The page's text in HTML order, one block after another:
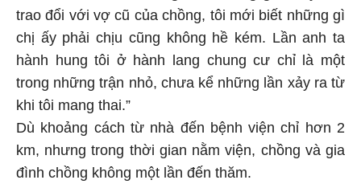
trao đổi với vợ cũ của chồng, tôi mới biết những gì
chị ấy phải chịu cũng không hề kém. Lần anh ta
hành hung tôi ở hành lang chung cư chỉ là một
trong những trận nhỏ, chưa kể những lần xảy ra từ
khi tôi mang thai.”
Dù khoảng cách từ nhà đến bệnh viện chỉ hơn 2
km, nhưng trong thời gian nằm viện, chồng và gia
đình chồng không một lần đến thăm.